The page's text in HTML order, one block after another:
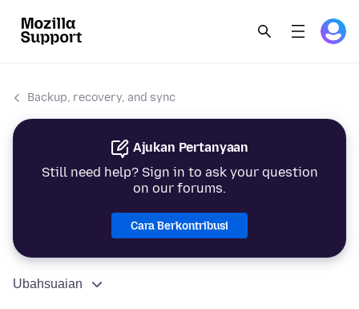
Backup, recovery, and sync
Ajukan Pertanyaan
Still need help? Sign in to ask your question
on our forums.
Cara Berkontribusi
Ubahsuaian